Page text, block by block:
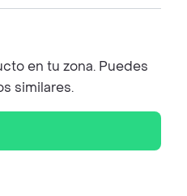
en tu zona. Puedes
similares.